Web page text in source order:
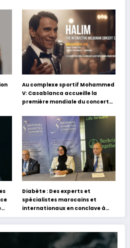
Au complexe sportif Mohammed
V: Casablanca accueille la
première mondiale du concert
Hafez
Diabète : Des experts et
spécialistes marocains et
internationaux en conclave à
Tanger